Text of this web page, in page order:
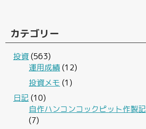
カテゴリー
投資(563)
運用成績(12)
投資メモ (1)
日記 (10)
自作ハンコンコックピット作製記
(7)